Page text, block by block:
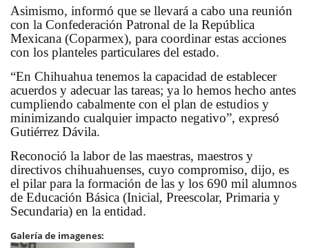
Asimismo, informó que se llevará a cabo una reunión
con la Confederación Patronal de la República
Mexicana (Coparmex), para coordinar estas acciones
con los planteles particulares del estado.
“En Chihuahua tenemos la capacidad de establecer
acuerdos y adecuar las tareas; ya lo hemos hecho antes
cumpliendo cabalmente con el plan de estudios y
minimizando cualquier impacto negativo”, expresó
Gutiérrez Dávila.
Reconoció la labor de las maestras, maestros y
directivos chihuahuenses, cuyo compromiso, dijo, es
el pilar para la formación de las y los 690 mil alumnos
de Educación Básica (Inicial, Preescolar, Primaria y
Secundaria) en la entidad.
Galería de imagenes: